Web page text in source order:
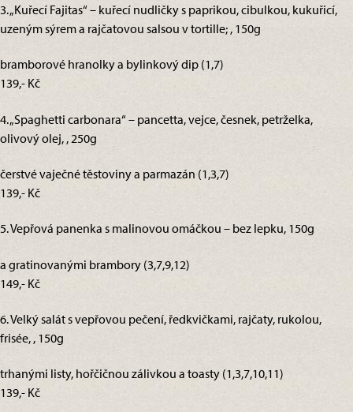
3. „Kuřecí Fajitas“ – kuřecí nudličky s paprikou, cibulkou, kukuřicí,
uzeným sýrem a rajčatovou salsou v tortille; , 150g
bramborové hranolky a bylinkový dip (1,7)
139,- Kč
4. „Spaghetti carbonara“ – pancetta, vejce, česnek, petrželka,
olivový olej, , 250g
čerstvé vaječné těstoviny a parmazán (1,3,7)
139,- Kč
5. Vepřová panenka s malinovou omáčkou – bez lepku, 150g
a gratinovanými brambory (3,7,9,12)
149,- Kč
6. Velký salát s vepřovou pečení, ředkvičkami, rajčaty, rukolou,
frisée, , 150g
trhanými listy, hořčičnou zálivkou a toasty (1,3,7,10,11)
139,- Kč